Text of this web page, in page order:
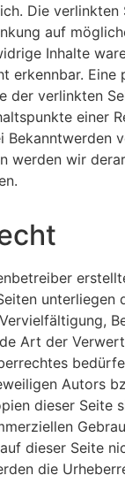
Die verlinkten
auf
Inhalte
erkennbar. Eine
der verlinkten
einer
Bekanntwerden
werden wir
unterliegen
Art der
Autors
dieser Seite
dieser Seite
die